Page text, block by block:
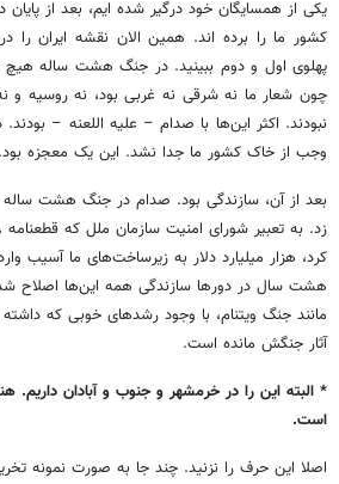
یکی از همسایگان خود درگیر شده ایم، بعد از
کشور ما را برده اند. همین الان نقشه ایران را در
پهلوی اول و دوم ببینید. در جنگ هشت ساله هیچ
چون شعار ما نه شرقی نه غربی بود، نه روسیه و
نبودند. اکثر این‌ها با صدام – علیه اللعنه –
وجب از خاک کشور ما جدا نشد. این یک معجزه بود.
کرد، هزار میلیارد دلار به زیرساخت‌های ما آسیب
هشت سال در دورها سازندگی همه این‌ها اصلاح
آثار جنگش مانده است.
* البته این را در خرمشهر و جنوب و آبادان
است.
اصلا این حرف را نزنید. چند جا به صورت نمونه